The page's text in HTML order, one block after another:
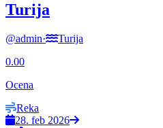
Turija
@admin·
Turija
0.00
Ocena
Reka
28. feb 2026